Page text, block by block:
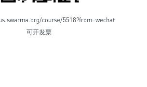
course/5518?from=wechat
可开发票